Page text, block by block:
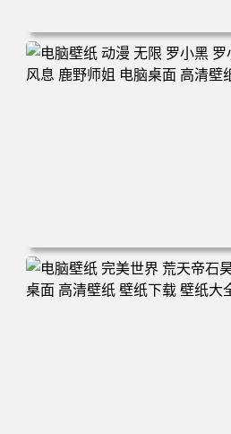
电脑壁纸 柯南和小兰背靠背 夕阳
面 高清壁纸 壁纸下载 壁纸大全
电脑壁纸 动漫 无限 罗小黑 罗小黑
鹿野师姐 电脑桌面 高清壁纸 壁纸